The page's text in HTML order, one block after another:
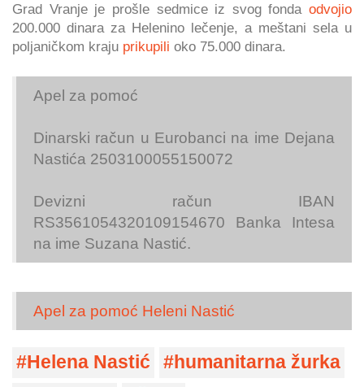
Grad Vranje je prošle sedmice iz svog fonda odvojio
200.000 dinara za Helenino lečenje, a meštani sela u
poljaničkom kraju prikupili oko 75.000 dinara.
Apel za pomoć
Dinarski račun u Eurobanci na ime Dejana
Nastića 2503100055150072
Devizni račun IBAN
RS3561054320109154670 Banka Intesa
na ime Suzana Nastić.
Apel za pomoć Heleni Nastić
Helena Nastić
humanitarna žurka